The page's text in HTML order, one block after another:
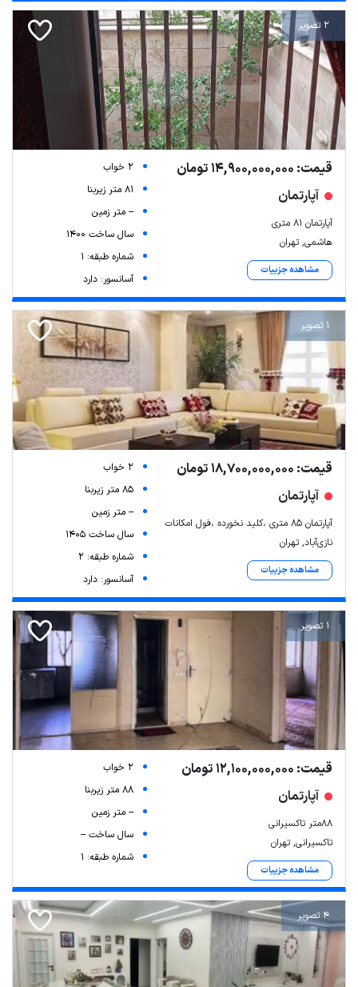
2 تصویر
قیمت: 14,900,000,000 تومان
آپارتمان
آپارتمان ۸۱ متری
هاشمی, تهران
مشاهده جزییات
2 خواب
81 متر زیربنا
-- متر زمین
سال ساخت 1400
شماره طبقه: 1
آسانسور: دارد
1 تصویر
قیمت: 18,700,000,000 تومان
آپارتمان
آپارتمان ۸۵ متری ،کلید نخورده ،فول امکانات
نازی‌آباد, تهران
مشاهده جزییات
2 خواب
85 متر زیربنا
-- متر زمین
سال ساخت 1405
شماره طبقه: 2
آسانسور: دارد
1 تصویر
قیمت: 12,100,000,000 تومان
آپارتمان
۸۸متر تاکسیرانی
تاکسیرانی, تهران
مشاهده جزییات
2 خواب
88 متر زیربنا
-- متر زمین
سال ساخت --
شماره طبقه: 1
4 تصویر